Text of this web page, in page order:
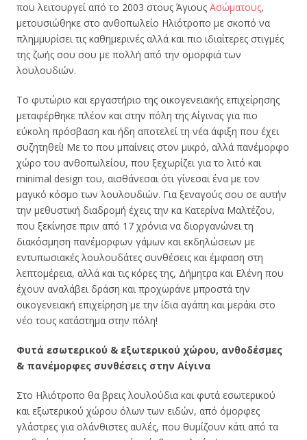
που λειτουργεί από το 2003 στους Άγιους Ασώματους,
μετουσιώθηκε στο ανθοπωλείο Ηλιότροπο με σκοπό να
πλημμυρίσει τις καθημερινές αλλά και πιο ιδιαίτερες στιγμές
της ζωής σου σου με πολλή από την ομορφιά των
λουλουδιών.
Το φυτώριο και εργαστήριο της οικογενειακής επιχείρησης
μεταφέρθηκε πλέον και στην πόλη της Αίγινας για πιο
εύκολη πρόσβαση και ήδη αποτελεί τη νέα άφιξη που έχει
συζητηθεί! Με το που μπαίνεις στον μικρό, αλλά πανέμορφο
χώρο του ανθοπωλείου, που ξεχωρίζει για το λιτό και
minimal design του, αισθάνεσαι ότι γίνεσαι ένα με τον
μαγικό κόσμο των λουλουδιών. Για ξεναγούς σου σε αυτήν
την μεθυστική διαδρομή έχεις την κα Κατερίνα Μαλτέζου,
που ξεκίνησε πριν από 17 χρόνια να διοργανώνει τη
διακόσμηση πανέμορφων γάμων και εκδηλώσεων με
εντυπωσιακές λουλουδάτες συνθέσεις και έμφαση στη
λεπτομέρεια, αλλά και τις κόρες της, Δήμητρα και Ελένη που
έχουν αναλάβει δράση και προχωράνε μπροστά την
οικογενειακή επιχείρηση με την ίδια αγάπη και μεράκι στο
νέο τους κατάστημα στην πόλη!
Φυτά εσωτερικού & εξωτερικού χώρου, ανθοδέσμες
& πανέμορφες συνθέσεις στην Αίγινα
Στο Ηλιότροπο θα βρεις λουλούδια και φυτά εσωτερικού
και εξωτερικού χώρου όλων των ειδών, από όμορφες
γλάστρες για ολάνθιστες αυλές, που θυμίζουν κάτι από τα